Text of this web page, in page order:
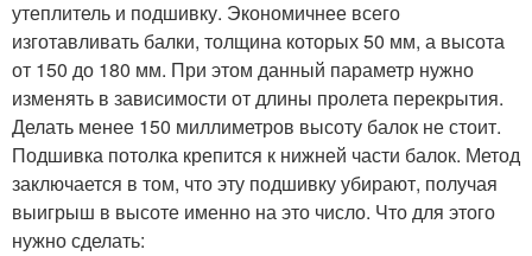
утеплитель и подшивку. Экономичнее всего
изготавливать балки, толщина которых 50 мм, а высота
от 150 до 180 мм. При этом данный параметр нужно
изменять в зависимости от длины пролета перекрытия.
Делать менее 150 миллиметров высоту балок не стоит.
Подшивка потолка крепится к нижней части балок. Метод
заключается в том, что эту подшивку убирают, получая
выигрыш в высоте именно на это число. Что для этого
нужно сделать: